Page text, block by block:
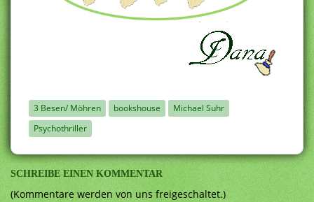
3 Besen/ Möhren bookshouse
Michael Suhr
Psychothriller
SCHREIBE EINEN KOMMENTAR
(Kommentare werden von uns freigeschaltet.)